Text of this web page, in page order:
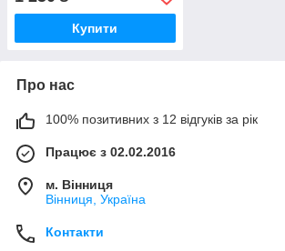
Купити
Про нас
100% позитивних з 12 відгуків за рік
Працює з 02.02.2016
м. Вінниця
Вінниця, Україна
Контакти